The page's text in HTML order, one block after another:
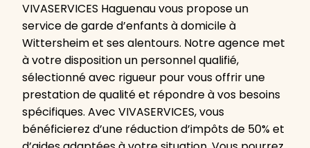
VIVASERVICES Haguenau vous propose un
service de garde d’enfants à domicile à
Wittersheim et ses alentours. Notre agence met
à votre disposition un personnel qualifié,
sélectionné avec rigueur pour vous offrir une
prestation de qualité et répondre à vos besoins
spécifiques. Avec VIVASERVICES, vous
bénéficierez d’une réduction d’impôts de 50% et